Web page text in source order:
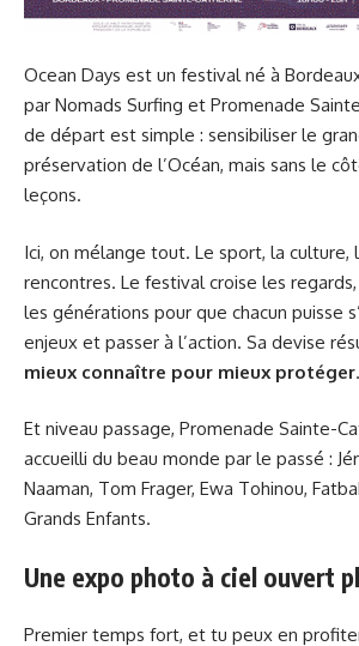
Ocean Days est un festival né à
par Nomads Surfing et Promenade
de départ est simple : sensibiliser le
préservation de l’Océan, mais sans le
leçons.
Ici, on mélange tout. Le sport, la culture,
rencontres. Le festival croise les
les générations pour que chacun puisse
enjeux et passer à l’action. Sa devise
mieux connaître pour mieux protéger.
Et niveau passage, Promenade Sainte-
accueilli du beau monde par le passé :
Naaman, Tom Frager, Ewa Tohinou,
Grands Enfants.
Une expo photo à ciel ouvert
Premier temps fort, et tu peux en